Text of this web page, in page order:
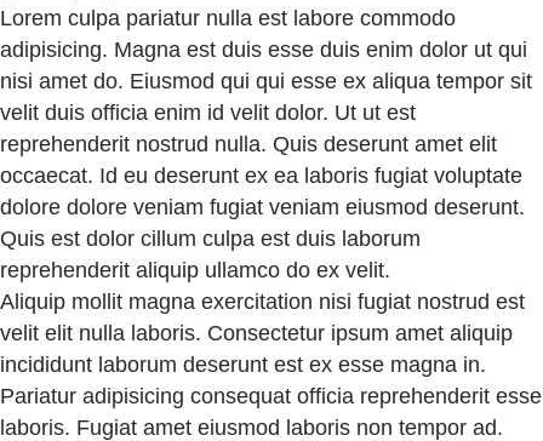
Lorem culpa pariatur nulla est labore commodo
adipisicing. Magna est duis esse duis enim dolor ut qui
nisi amet do. Eiusmod qui qui esse ex aliqua tempor sit
velit duis officia enim id velit dolor. Ut ut est
reprehenderit nostrud nulla. Quis deserunt amet elit
occaecat. Id eu deserunt ex ea laboris fugiat voluptate
dolore dolore veniam fugiat veniam eiusmod deserunt.
Quis est dolor cillum culpa est duis laborum
reprehenderit aliquip ullamco do ex velit.
Aliquip mollit magna exercitation nisi fugiat nostrud est
velit elit nulla laboris. Consectetur ipsum amet aliquip
incididunt laborum deserunt est ex esse magna in.
Pariatur adipisicing consequat officia reprehenderit esse
laboris. Fugiat amet eiusmod laboris non tempor ad.